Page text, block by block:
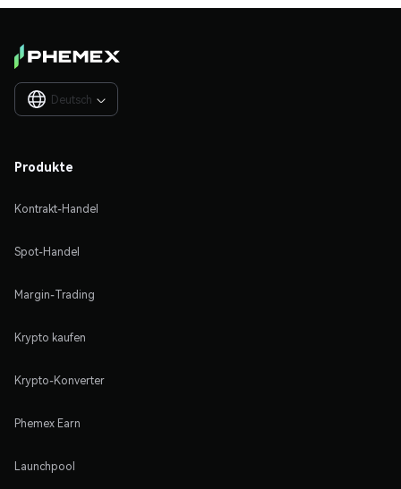
Deutsch 
Produkte
Kontrakt-Handel
Spot-Handel
Margin-Trading
Krypto kaufen
Krypto-Konverter
Phemex Earn
Launchpool